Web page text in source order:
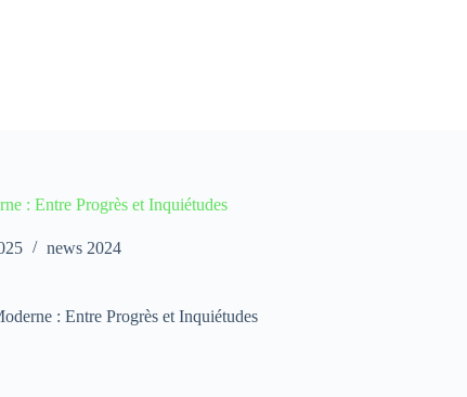
: Entre Progrès et Inquiétudes
news 2024
: Entre Progrès et Inquiétudes